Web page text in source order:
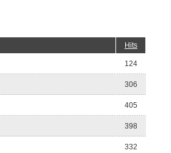
Hits
124
306
405
398
332